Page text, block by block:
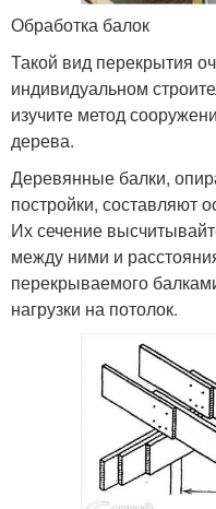
Обработка балок
Такой вид перекрытия
индивидуальном
изучите метод
дерева.
Деревянные балки,
постройки, составляют
Их сечение
между ними и
перекрываемого
нагрузки на потолок.